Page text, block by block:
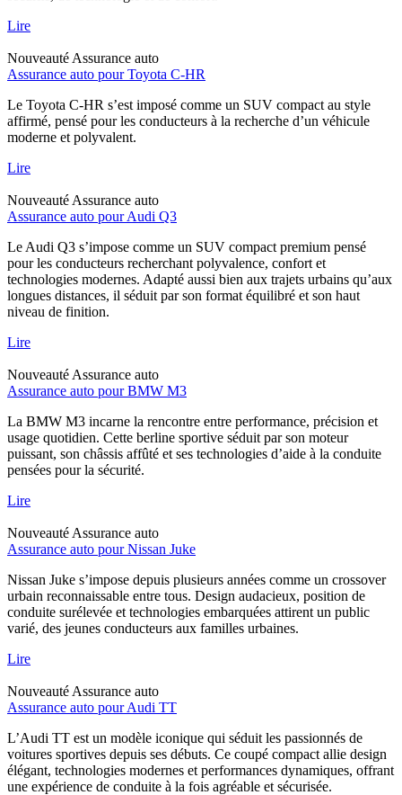
Lire
Nouveauté Assurance auto
Assurance auto pour Toyota C-HR
Le Toyota C-HR s’est imposé comme un SUV compact au style
affirmé, pensé pour les conducteurs à la recherche d’un véhicule
moderne et polyvalent.
Lire
Nouveauté Assurance auto
Assurance auto pour Audi Q3
Le Audi Q3 s’impose comme un SUV compact premium pensé
pour les conducteurs recherchant polyvalence, confort et
technologies modernes. Adapté aussi bien aux trajets urbains qu’aux
longues distances, il séduit par son format équilibré et son haut
niveau de finition.
Lire
Nouveauté Assurance auto
Assurance auto pour BMW M3
La BMW M3 incarne la rencontre entre performance, précision et
usage quotidien. Cette berline sportive séduit par son moteur
puissant, son châssis affûté et ses technologies d’aide à la conduite
pensées pour la sécurité.
Lire
Nouveauté Assurance auto
Assurance auto pour Nissan Juke
Nissan Juke s’impose depuis plusieurs années comme un crossover
urbain reconnaissable entre tous. Design audacieux, position de
conduite surélevée et technologies embarquées attirent un public
varié, des jeunes conducteurs aux familles urbaines.
Lire
Nouveauté Assurance auto
Assurance auto pour Audi TT
L’Audi TT est un modèle iconique qui séduit les passionnés de
voitures sportives depuis ses débuts. Ce coupé compact allie design
élégant, technologies modernes et performances dynamiques, offrant
une expérience de conduite à la fois agréable et sécurisée.